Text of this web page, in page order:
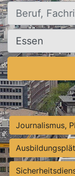
Beruf,
Ort, Stadt
Journalismus,